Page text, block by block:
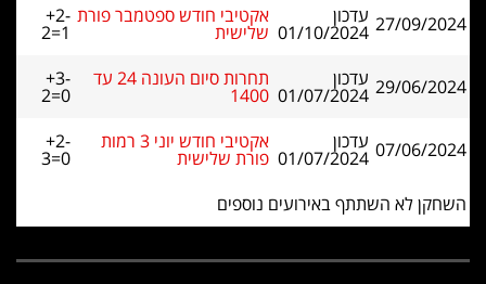
27/09/2024 עדכון
01/10/2024
אקטיבי חודש ספטמבר פורת
שלישית
+2-
2=1
29/06/2024 עדכון
01/07/2024
תחרות סיום העונה 24 עד
1400
+3-
2=0
07/06/2024 עדכון
01/07/2024
אקטיבי חודש יוני 3 רמות
פורת שלישית
+2-
3=0
השחקן לא השתתף באירועים נוספים